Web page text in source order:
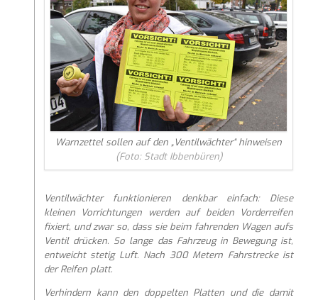
Warnzettel sollen auf den „Ventilwächter“ hinweisen
(Foto: Stadt Ibbenbüren)
Ventilwächter funktionieren denkbar einfach: Diese
kleinen Vorrichtungen werden auf beiden Vorderreifen
fixiert, und zwar so, dass sie beim fahrenden Wagen aufs
Ventil drücken. So lange das Fahrzeug in Bewegung ist,
entweicht stetig Luft. Nach 300 Metern Fahrstrecke ist
der Reifen platt.
Verhindern kann den doppelten Platten und die damit